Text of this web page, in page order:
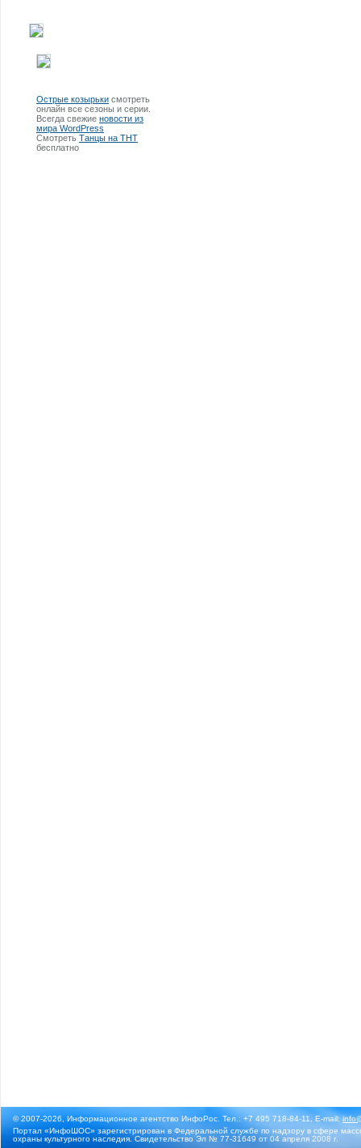
Острые козырьки смотреть
онлайн все сезоны и серии.
Всегда свежие новости из
мира WordPress
Смотреть Танцы на ТНТ
бесплатно
© 2007-2026, Информационное агентство ИнфоРос. Тел.: +7 495 718-84-11, E-mail:
Портал «ИнфоШОС» зарегистрирован в Федеральной службе по надзору в сфере
охраны культурного наследия. Свидетельство Эл № 77-31649 от 04 апреля 2008 г.